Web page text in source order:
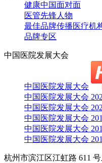
健康中国面对面
医管先锋人物
最佳品牌传播医疗机
品牌专区
中国医院发展大会
中国医院发展大会
中国医院发展大会
中国医院发展大会
中国医院发展大会
中国医院发展大会
中国医院发展大会
杭州市滨江区江虹路 611